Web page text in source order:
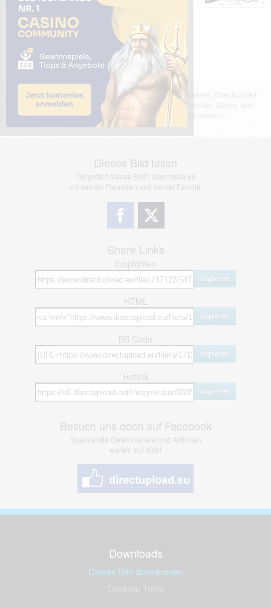
Das dargestellte Bild wurde von einem Nutzer hochgeladen. Directupload
übernimmt keinerlei Haftung für den Inhalt des dargestellten Bildes, wird
jedoch bei Verstößen nach §2(3) unserer AGB handeln.
Dieses Bild teilen
Dir gefällt dieses Bild? Dann teile es
mit deinen Freunden und deiner Familie.
Share Links
Empfohlen
kopieren
HTML
kopieren
BB Code
kopieren
Hotlink
kopieren
Besuch uns doch auf Facebook
Spannende Gewinnspiele und Aktionen
warten auf dich!
Downloads
Dieses Bild downloaden